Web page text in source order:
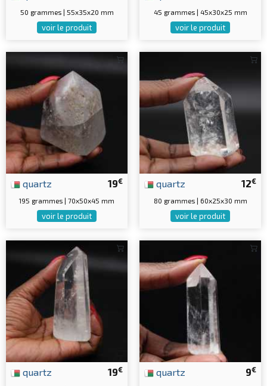
50 grammes | 55x35x20 mm
voir le produit
45 grammes | 45x30x25 mm
voir le produit
19€
quartz
195 grammes | 70x50x45 mm
voir le produit
12€
quartz
80 grammes | 60x25x30 mm
voir le produit
19€
quartz 9€
quartz